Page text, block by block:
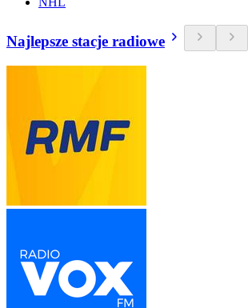
Najlepsze stacje radiowe